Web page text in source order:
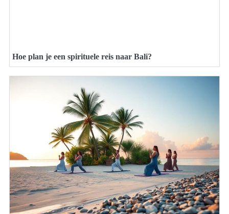
Hoe plan je een spirituele reis naar Bali?